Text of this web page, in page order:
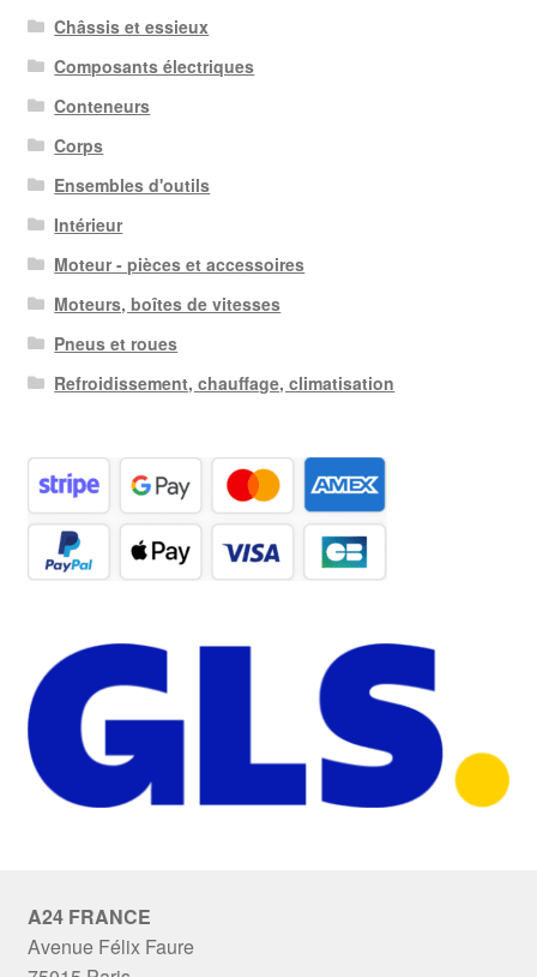
Châssis et essieux
Composants électriques
Conteneurs
Corps
Ensembles d'outils
Intérieur
Moteur - pièces et accessoires
Moteurs, boîtes de vitesses
Pneus et roues
Refroidissement, chauffage, climatisation
A24 FRANCE
Avenue Félix Faure